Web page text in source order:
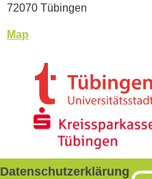
72070 Tübingen
Map
Datenschutzerklärung